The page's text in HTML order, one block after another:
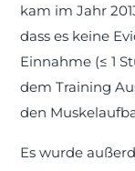
kam im Jahr
dass es keine
Einnahme (≤ 1
dem Training
den
Es wurde